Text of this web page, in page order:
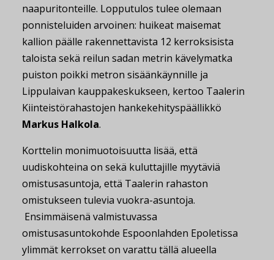
naapuritonteille. Lopputulos tulee olemaan
ponnisteluiden arvoinen: huikeat maisemat
kallion päälle rakennettavista 12 kerroksisista
taloista sekä reilun sadan metrin kävelymatka
puiston poikki metron sisäänkäynnille ja
Lippulaivan kauppakeskukseen, kertoo Taalerin
Kiinteistörahastojen hankekehityspäällikkö
Markus Halkola.
Korttelin monimuotoisuutta lisää, että
uudiskohteina on sekä kuluttajille myytäviä
omistusasuntoja, että Taalerin rahaston
omistukseen tulevia vuokra-asuntoja.
Ensimmäisenä valmistuvassa
omistusasuntokohde Espoonlahden Epoletissa
ylimmät kerrokset on varattu tällä alueella